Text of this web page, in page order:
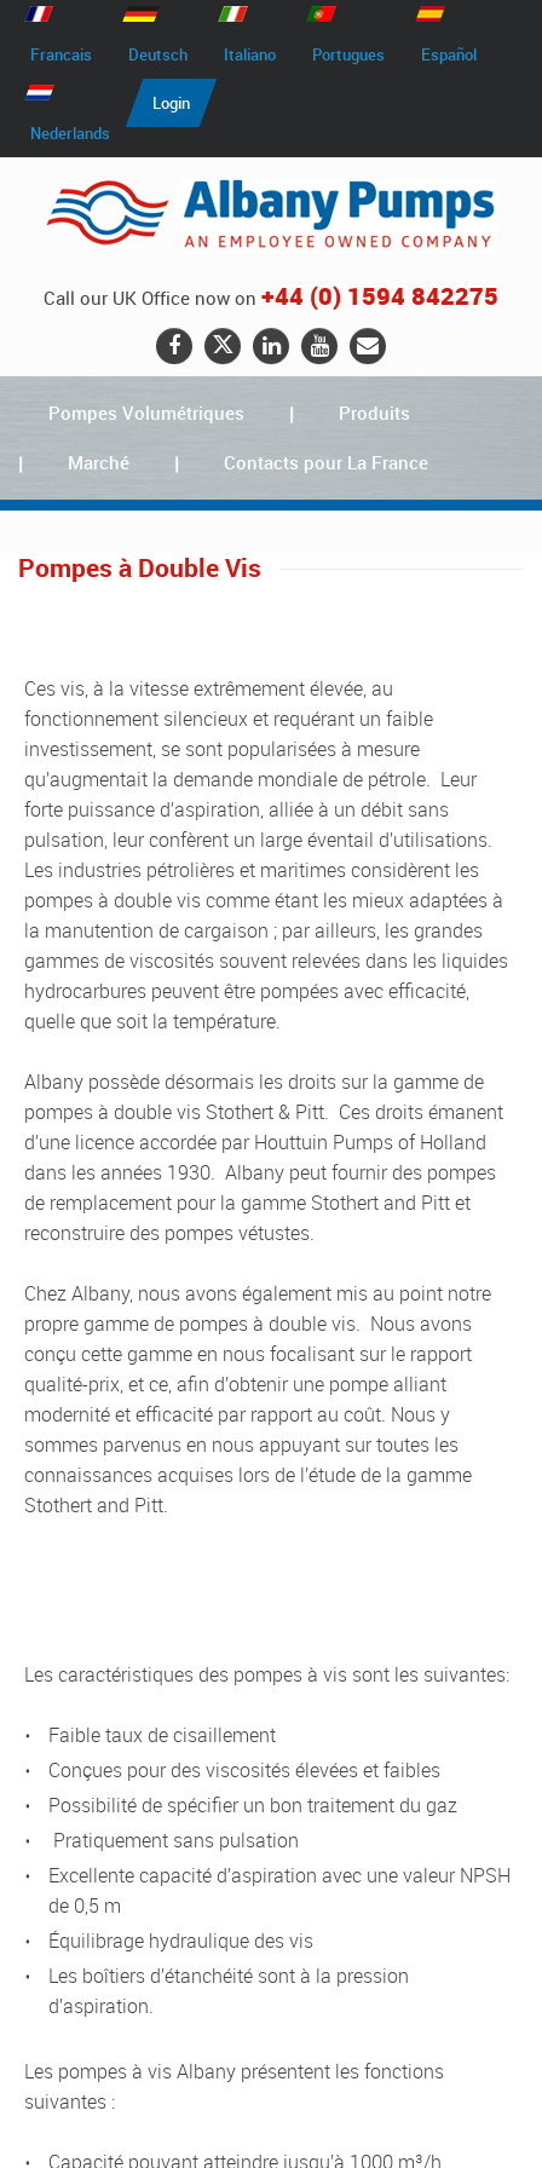
Francais Deutsch Italiano Portugues Español
Nederlands
Login
Call our UK Office now on +44 (0) 1594 842275
Pompes Volumétriques Produits
Marché Contacts pour La France
Pompes à Double Vis
Ces vis, à la vitesse extrêmement élevée, au
fonctionnement silencieux et requérant un faible
investissement, se sont popularisées à mesure
qu’augmentait la demande mondiale de pétrole. Leur
forte puissance d’aspiration, alliée à un débit sans
pulsation, leur confèrent un large éventail d’utilisations.
Les industries pétrolières et maritimes considèrent les
pompes à double vis comme étant les mieux adaptées à
la manutention de cargaison ; par ailleurs, les grandes
gammes de viscosités souvent relevées dans les liquides
hydrocarbures peuvent être pompées avec efficacité,
quelle que soit la température.
Albany possède désormais les droits sur la gamme de
pompes à double vis Stothert & Pitt. Ces droits émanent
d’une licence accordée par Houttuin Pumps of Holland
dans les années 1930. Albany peut fournir des pompes
de remplacement pour la gamme Stothert and Pitt et
reconstruire des pompes vétustes.
Chez Albany, nous avons également mis au point notre
propre gamme de pompes à double vis. Nous avons
conçu cette gamme en nous focalisant sur le rapport
qualité-prix, et ce, afin d’obtenir une pompe alliant
modernité et efficacité par rapport au coût. Nous y
sommes parvenus en nous appuyant sur toutes les
connaissances acquises lors de l’étude de la gamme
Stothert and Pitt.
Les caractéristiques des pompes à vis sont les suivantes:
faible taux de cisaillement
conçues pour des viscosités élevées et faibles
possibilité de spécifier un bon traitement du gaz
pratiquement sans pulsation
excellente capacité d’aspiration avec une valeur NPSH
de 0,5 m
équilibrage hydraulique des vis
les boîtiers d’étanchéité sont à la pression
d’aspiration.
Les pompes à vis Albany présentent les fonctions
suivantes :
Capacité pouvant atteindre jusqu’à 1000 m³/h